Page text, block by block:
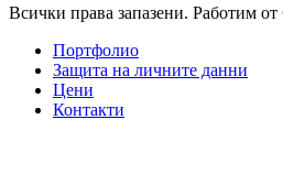
Всички права запазени. Работим
Портфолио
Защита на личните данни
Цени
Контакти